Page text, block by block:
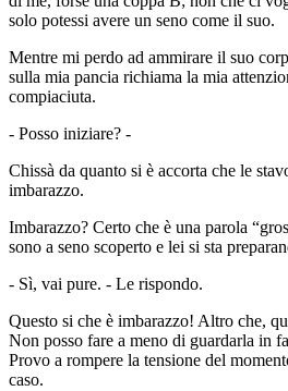
solo potessi avere un seno come il suo.
Mentre mi perdo ad ammirare il suo
sulla mia pancia richiama la mia
compiaciuta.
- Posso iniziare? -
Chissà da quanto si è accorta che le
imbarazzo.
Imbarazzo? Certo che è una parola
sono a seno scoperto e lei si sta
- Sì, vai pure. - Le rispondo.
Questo si che è imbarazzo! Altro che,
Non posso fare a meno di guardarla in
Provo a rompere la tensione del
caso.